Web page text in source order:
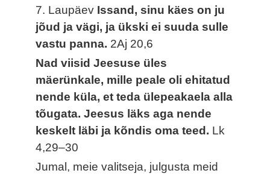
7. Laupäev Issand, sinu käes on ju
jõud ja vägi, ja ükski ei suuda sulle
vastu panna. 2Aj 20,6
Nad viisid Jeesuse üles
mäerünkale, mille peale oli ehitatud
nende küla, et teda ülepeakaela alla
tõugata. Jeesus läks aga nende
keskelt läbi ja kõndis oma teed. Lk
4,29–30
Jumal, meie valitseja, julgusta meid